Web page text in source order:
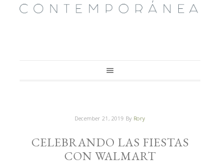
December 21, 2019 By Rory
CELEBRANDO LAS FIESTAS
CON WALMART